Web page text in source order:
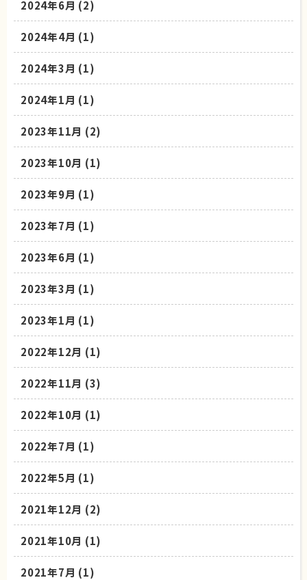
2024年6月 (2)
2024年4月 (1)
2024年3月 (1)
2024年1月 (1)
2023年11月 (2)
2023年10月 (1)
2023年9月 (1)
2023年7月 (1)
2023年6月 (1)
2023年3月 (1)
2023年1月 (1)
2022年12月 (1)
2022年11月 (3)
2022年10月 (1)
2022年7月 (1)
2022年5月 (1)
2021年12月 (2)
2021年10月 (1)
2021年7月 (1)